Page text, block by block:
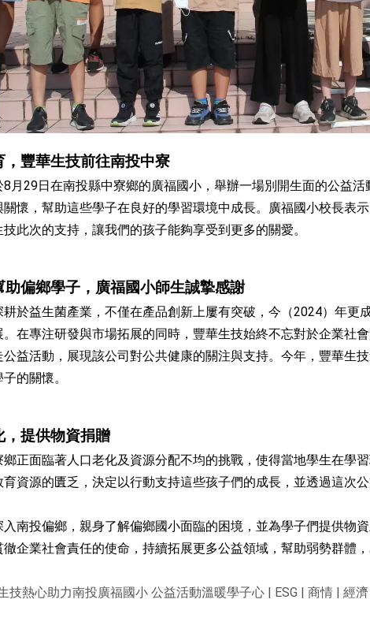
，豐華生技前往南投中寮
8月29日在南投縣中寮鄉的廣福國小，舉辦一場別開生面的公益
懷，幫助這些學子在良好的學習環境中成長。廣福國小校長表
此次的支持，讓我們的孩子能夠享受到更多的關愛。
助偏鄉學子，廣福國小師生誠摯感謝
耕於益生菌產業，不僅在產品創新上屢有突破，今（2024）年
在專注研發與市場拓展的同時，豐華生技始終不忘對於企業社
益活動，展現該公司對公共健康的關注與支持。今年，豐華生
的關懷。
，提供物資捐贈
鄉正面臨著人口老化及資源分配不均的挑戰，使得當地學生在學
資源的匱乏，決定以行動支持這些孩子們的成長，並透過這次
入南投偏鄉，親身了解偏鄉國小面臨的困境，並為學子們提供物
企業社會責任的使命，持續拓展更多公益領域，幫助弱勢群體
技熱心助力南投廣福國小 公益活動溫暖學子心 | ESG | 商情 | 經